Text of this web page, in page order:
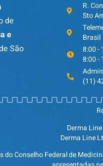
de
e
São
R.
Sto
Brasil
8:00 -
8:00 -
(11)
Derma
Derma Line
do Conselho Federal de